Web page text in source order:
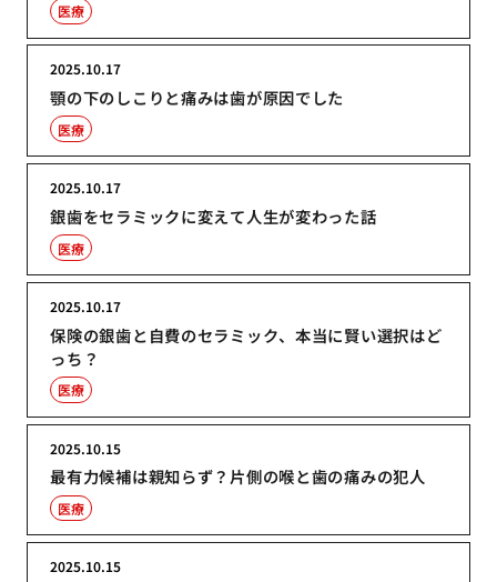
医療
顎の下のしこりと痛みは歯が原因でした
2025.10.17
医療
銀歯をセラミックに変えて人生が変わった話
2025.10.17
医療
保険の銀歯と自費のセラミック、本当に賢い選択はど
っち？
2025.10.17
医療
最有力候補は親知らず？片側の喉と歯の痛みの犯人
2025.10.15
医療
2025.10.15